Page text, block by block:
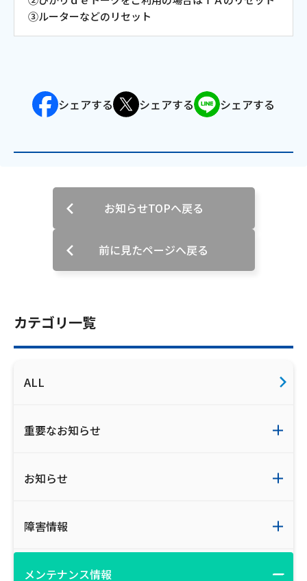
プライバシーポリシー
カテゴリ一覧
ALL
重要なお知らせ
お知らせ
障害情報
メンテナンス情報
③ルーターなどのリセット
シェアする シェアする シェアする
お知らせTOPへ戻る
前に見たページへ戻る